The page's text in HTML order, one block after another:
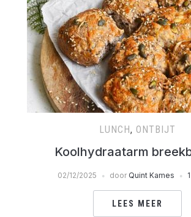
LUNCH, ONTBIJT
Koolhydraatarm
02/12/2025 door Quint Kames
LEES MEER